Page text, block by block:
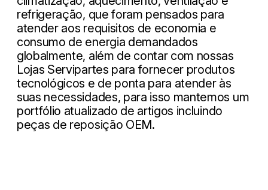
refrigeração, que foram pensados ​​para
atender aos requisitos de economia e
consumo de energia demandados
globalmente, além de contar com nossas
Lojas Servipartes para fornecer produtos
tecnológicos e de ponta para atender às
suas necessidades, para isso mantemos um
portfólio atualizado de artigos incluindo
peças de reposição OEM.